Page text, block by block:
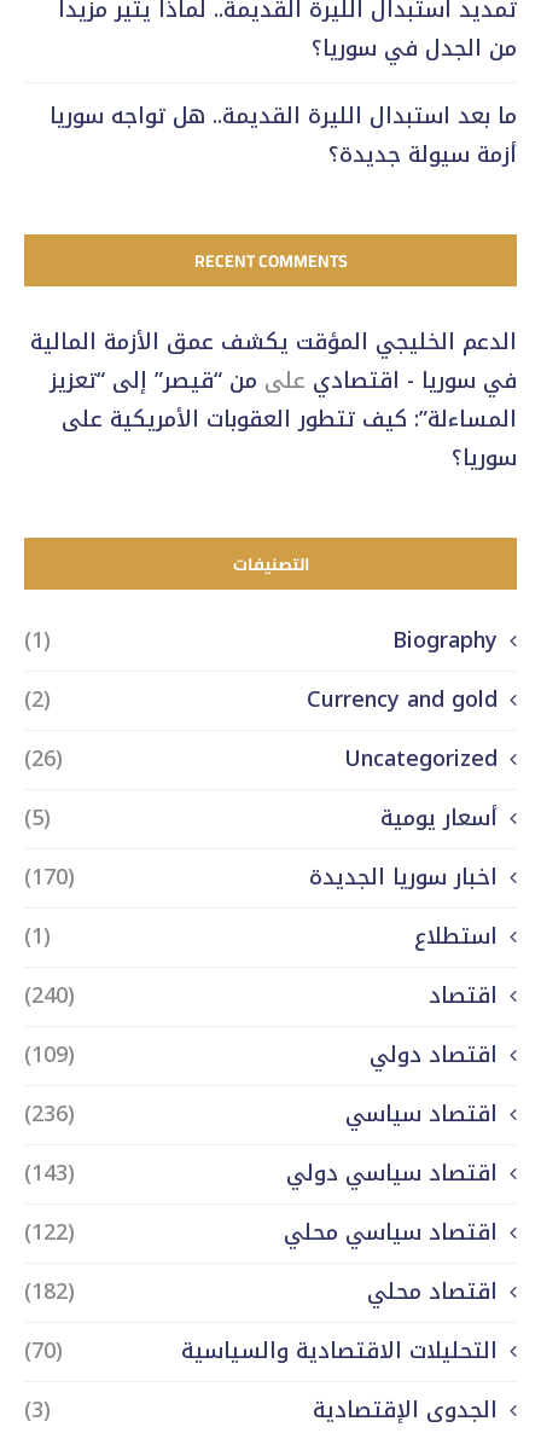
تمديد استبدال الليرة القديمة.. لماذا يثير مزيداً
من الجدل في سوريا؟
ما بعد استبدال الليرة القديمة.. هل تواجه سوريا
أزمة سيولة جديدة؟
RECENT COMMENTS
الدعم الخليجي المؤقت يكشف عمق الأزمة المالية
في سوريا - اقتصادي على من “قيصر” إلى “تعزيز
المساءلة”: كيف تتطور العقوبات الأمريكية على
سوريا؟
التصنيفات
Biography
(1)
Currency and gold
(2)
Uncategorized
(26)
أسعار يومية
(5)
اخبار سوريا الجديدة
(170)
استطلاع
(1)
اقتصاد
(240)
اقتصاد دولي
(109)
اقتصاد سياسي
(236)
اقتصاد سياسي دولي
(143)
اقتصاد سياسي محلي
(122)
اقتصاد محلي
(182)
التحليلات الاقتصادية والسياسية
(70)
الجدوى الإقتصادية
(3)